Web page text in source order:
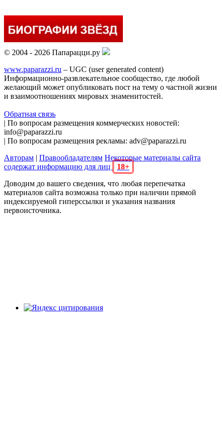
© 2004 - 2026 Папарацци.ру
www.paparazzi.ru – UGC (user generated content)
Информационно-развлекательное сообщество, где любой
желающий может опубликовать пост на тему о частной жизни
и взаимоотношениях мировых знаменитостей.
Обратная связь
| По вопросам размещения коммерческих новостей:
info@paparazzi.ru
| По вопросам размещения рекламы: adv@paparazzi.ru
Авторам | Правообладателям Некоторые материалы сайта
содержат информацию для лиц
18+
Доводим до вашего сведения, что любая перепечатка
материалов сайта возможна только при наличии прямой
индексируемой гиперссылки и указания названия
первоисточника.